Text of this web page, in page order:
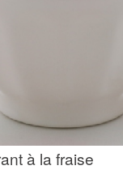
à la fraise